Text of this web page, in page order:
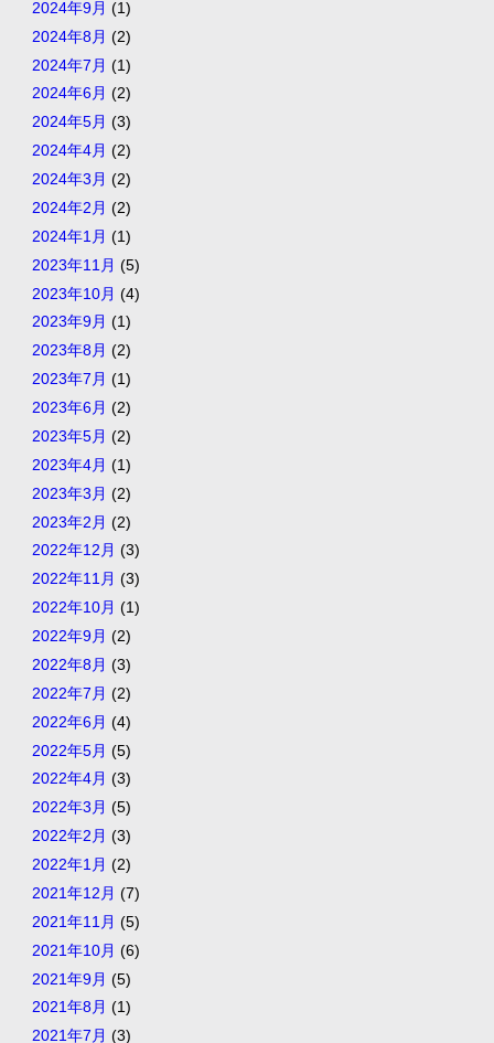
2024年9月 (1)
2024年8月 (2)
2024年7月 (1)
2024年6月 (2)
2024年5月 (3)
2024年4月 (2)
2024年3月 (2)
2024年2月 (2)
2024年1月 (1)
2023年11月 (5)
2023年10月 (4)
2023年9月 (1)
2023年8月 (2)
2023年7月 (1)
2023年6月 (2)
2023年5月 (2)
2023年4月 (1)
2023年3月 (2)
2023年2月 (2)
2022年12月 (3)
2022年11月 (3)
2022年10月 (1)
2022年9月 (2)
2022年8月 (3)
2022年7月 (2)
2022年6月 (4)
2022年5月 (5)
2022年4月 (3)
2022年3月 (5)
2022年2月 (3)
2022年1月 (2)
2021年12月 (7)
2021年11月 (5)
2021年10月 (6)
2021年9月 (5)
2021年8月 (1)
2021年7月 (3)